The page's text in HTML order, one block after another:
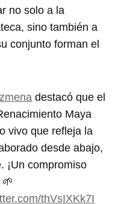
no solo a la
sino también a
conjunto forman el
destacó que el
Maya
vivo que refleja la
desde abajo,
¡Un compromiso
thVsIXKk7I